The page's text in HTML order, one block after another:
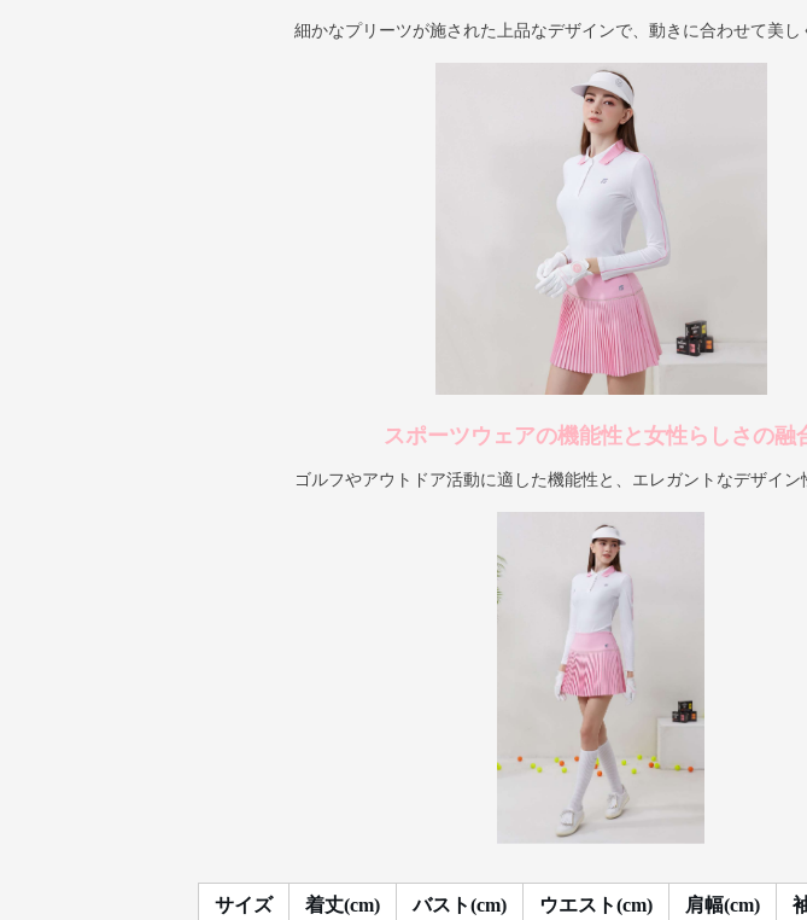
細かなプリーツが施された上品なデザインで、動きに合わせて美し
スポーツウェアの機能性と女性らしさの融
ゴルフやアウトドア活動に適した機能性と、エレガントなデザイン
サイズ 着丈(cm) バスト(cm) ウエスト(cm) 肩幅(cm)